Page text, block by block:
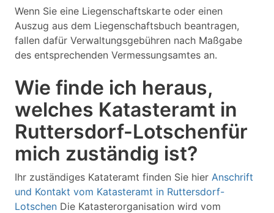
Wenn Sie eine Liegenschaftskarte oder einen
Auszug aus dem Liegenschaftsbuch beantragen,
fallen dafür Verwaltungsgebühren nach Maßgabe
des entsprechenden Vermessungsamtes an.
Wie finde ich heraus,
welches Katasteramt in
Ruttersdorf-Lotschenfür
mich zuständig ist?
Ihr zuständiges Katateramt finden Sie hier Anschrift
und Kontakt vom Katasteramt in Ruttersdorf-
Lotschen Die Katasterorganisation wird vom